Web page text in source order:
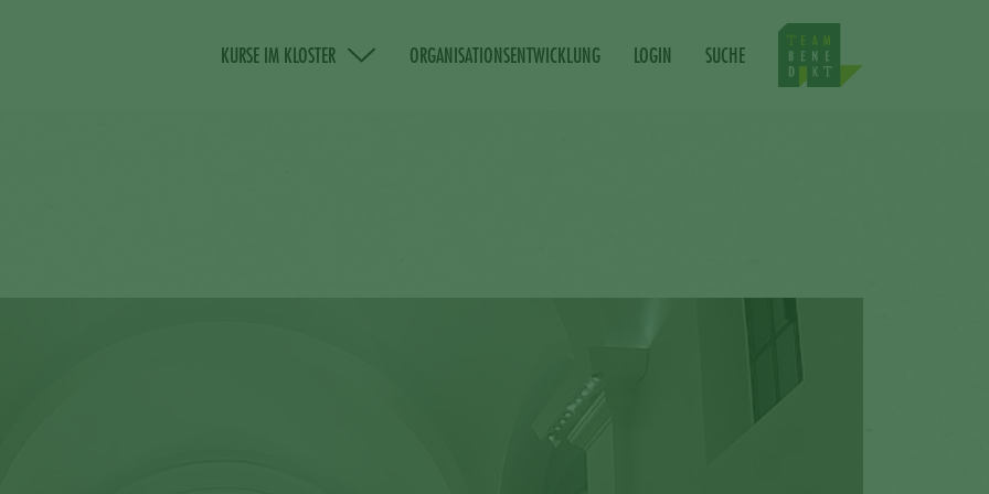
KURSE IM KLOSTER ORGANISATIONSENTWICKLUNG LOGIN SUCHE